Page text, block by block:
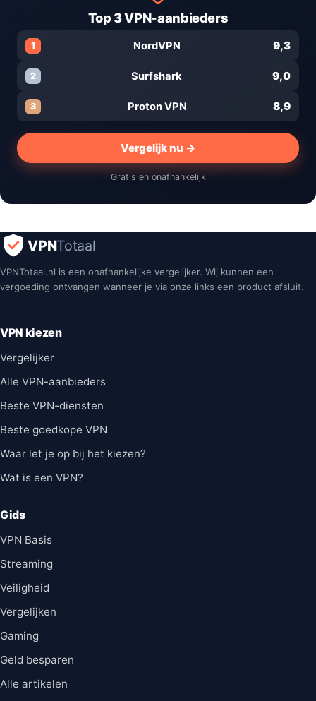
Top 3 VPN-aanbieders
1 NordVPN 9,3
2 Surfshark 9,0
3 Proton VPN 8,9
Vergelijk nu →
Gratis en onafhankelijk
VPNTotaal
VPNTotaal.nl is een onafhankelijke vergelijker. Wij kunnen een
vergoeding ontvangen wanneer je via onze links een product afsluit.
VPN kiezen
Vergelijker
Alle VPN-aanbieders
Beste VPN-diensten
Beste goedkope VPN
Waar let je op bij het kiezen?
Wat is een VPN?
Gids
VPN Basis
Streaming
Veiligheid
Vergelijken
Gaming
Geld besparen
Alle artikelen